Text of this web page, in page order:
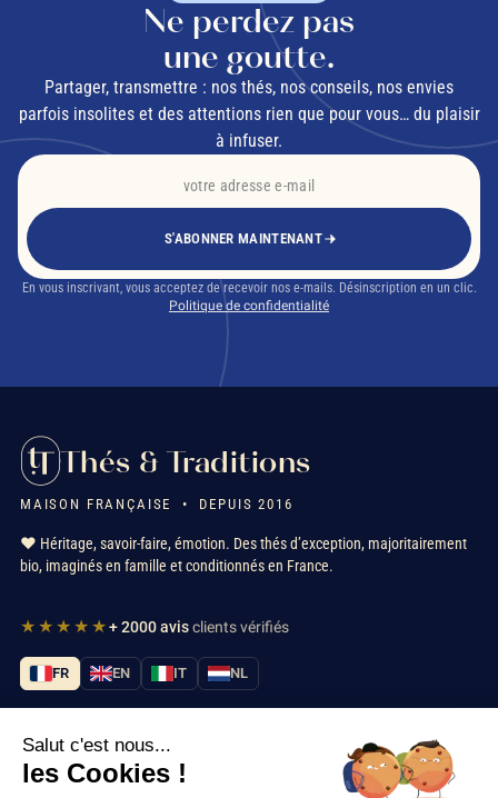
Ne perdez pas
une goutte.
Partager, transmettre : nos thés, nos conseils, nos envies
parfois insolites et des attentions rien que pour vous… du plaisir
à infuser.
S'ABONNER MAINTENANT
En vous inscrivant, vous acceptez de recevoir nos e-mails. Désinscription en un clic.
Politique de confidentialité
Thés & Traditions
MAISON FRANÇAISE • DEPUIS 2016
❤️ Héritage, savoir-faire, émotion. Des thés d’exception, majoritairement
bio, imaginés en famille et conditionnés en France.
★★★★★+ 2000 avisclients vérifiés
FR EN IT NL
Nos services
Salut c'est nous...
les Cookies !